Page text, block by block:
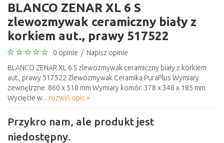
BLANCO ZENAR XL 6 S
zlewozmywak ceramiczny biały z
korkiem aut., prawy 517522
0 opinie / Napisz opinie
BLANCO ZENAR XL 6 S zlewozmywak ceramiczny biały z korkiem
aut., prawy 517522 Zlewozmywak Ceramika PuraPlus Wymiary
zewnętrzne: 860 x 510 mm Wymiary komór: 378 x 348 x 185 mm
Wycięcie w... rozwiń opis »
Przykro nam, ale produkt jest
niedostępny.